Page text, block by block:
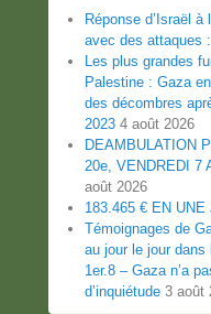
Réponse d’Israël
avec des attaques
Les plus grandes
Palestine : Gaza
des décombres
2023 4 août 2026
DEAMBULATION
20e, VENDREDI 7
août 2026
183.465 € EN UNE
Témoignages de
au jour le jour dans
1er.8 – Gaza n’a
d’inquiétude 3 août